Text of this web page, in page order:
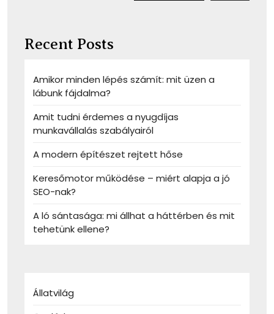
Recent Posts
Amikor minden lépés számít: mit üzen a
lábunk fájdalma?
Amit tudni érdemes a nyugdíjas
munkavállalás szabályairól
A modern építészet rejtett hőse
Keresőmotor működése – miért alapja a jó
SEO-nak?
A ló sántasága: mi állhat a háttérben és mit
tehetünk ellene?
Állatvilág